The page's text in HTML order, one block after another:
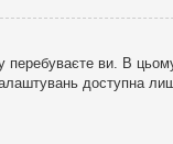
ви. В
доступна